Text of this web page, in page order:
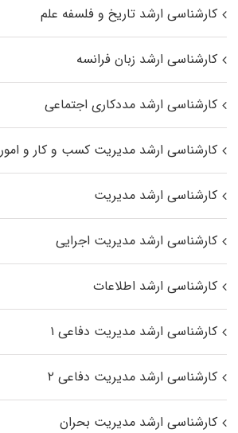
کارشناسی ارشد تاریخ و فلسفه علم
کارشناسی ارشد زبان فرانسه
کارشناسی ارشد مددکاری اجتماعی
کارشناسی ارشد مدیریت کسب و کار و
کارشناسی ارشد مدیریت
کارشناسی ارشد مدیریت اجرایی
کارشناسی ارشد اطلاعات
کارشناسی ارشد مدیریت دفاعی ۱
کارشناسی ارشد مدیریت دفاعی ۲
کارشناسی ارشد مدیریت بحران